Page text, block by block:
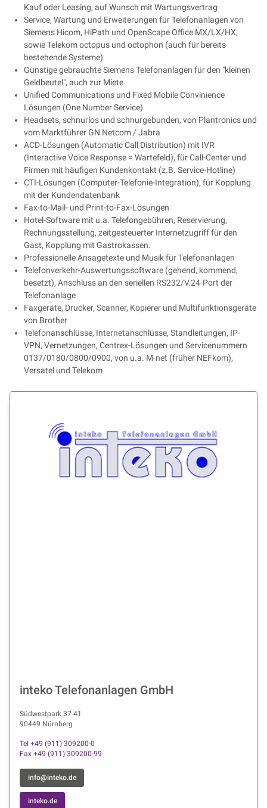
Kauf oder Leasing, auf Wunsch mit Wartungsvertrag
Service, Wartung und Erweiterungen für Telefonanlagen von
Siemens Hicom, HiPath und OpenScape Office MX/LX/HX,
sowie Telekom octopus und octophon (auch für bereits
bestehende Systeme)
Günstige gebrauchte Siemens Telefonanlagen für den "kleinen
Geldbeutel", auch zur Miete
Unified Communications und Fixed Mobile Convinience
Lösungen (One Number Service)
Headsets, schnurlos und schnurgebunden, von Plantronics und
vom Marktführer GN Netcom / Jabra
ACD-Lösungen (Automatic Call Distribution) mit IVR
(Interactive Voice Response = Wartefeld), für Call-Center und
Firmen mit häufigen Kundenkontakt (z.B. Service-Hotline)
CTI-Lösungen (Computer-Telefonie-Integration), für Kopplung
mit der Kundendatenbank
Fax-to-Mail- und Print-to-Fax-Lösungen
Hotel-Software mit u.a. Telefongebühren, Reservierung,
Rechnungsstellung, zeitgesteuerter Internetzugriff für den
Gast, Kopplung mit Gastrokassen.
Professionelle Ansagetexte und Musik für Telefonanlagen
Telefonverkehr-Auswertungssoftware (gehend, kommend,
besetzt), Anschluss an den seriellen RS232/V.24-Port der
Telefonanlage
Faxgeräte, Drucker, Scanner, Kopierer und Multifunktionsgeräte
von Brother
Telefonanschlüsse, Internetanschlüsse, Standleitungen, IP-
VPN, Vernetzungen, Centrex-Lösungen und Servicenummern
0137/0180/0800/0900, von u.a. M-net (früher NEFkom),
Versatel und Telekom
inteko Telefonanlagen GmbH
Südwestpark 37-41
90449 Nürnberg
Tel +49 (911) 309200-0
Fax +49 (911) 309200-99
info@inteko.de
inteko.de